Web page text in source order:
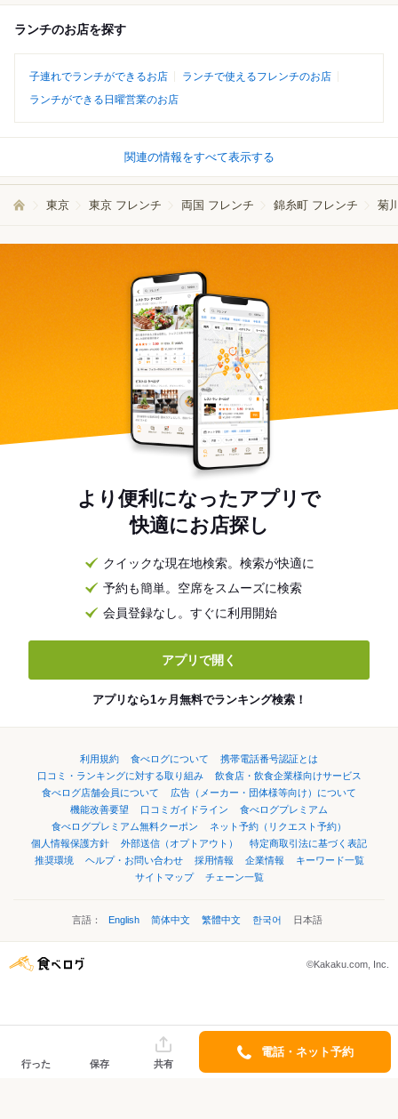
ランチのお店を探す
子連れでランチができるお店
ランチで使えるフレンチのお店
ランチができる日曜営業のお店
関連の情報をすべて表示する
東京 東京 フレンチ 両国 フレンチ 錦糸町 フレンチ 菊
より便利になったアプリで
快適にお店探し
クイックな現在地検索。検索が快適に
予約も簡単。空席をスムーズに検索
会員登録なし。すぐに利用開始
アプリで開く
アプリなら1ヶ月無料でランキング検索！
利用規約 食べログについて
携帯電話番号認証とは
口コミ・ランキングに対する取り組み
飲食店・飲食企業様向けサービス
食べログ店舗会員について
広告（メーカー・団体様等向け）について
機能改善要望
口コミガイドライン
食べログプレミアム
食べログプレミアム無料クーポン
ネット予約（リクエスト予約）
個人情報保護方針
外部送信（オプトアウト）
特定商取引法に基づく表記
推奨環境
ヘルプ・お問い合わせ 採用情報 企業情報
キーワード一覧
サイトマップ
チェーン一覧
言語： English 简体中文 繁體中文 한국어 日本語
©Kakaku.com, Inc.
行った 保存 共有
電話・ネット予約